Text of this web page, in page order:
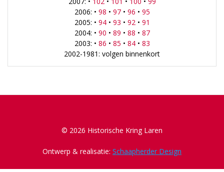
2006: • 98 • 97• 96 • 95
2005: • 94• 93 • 92 • 91
2004: • 90 • 89 • 88 • 87
2003: • 86 • 85 • 84• 83
2002-1981: volgen binnenkort
© 2026 Historische Kring Laren
Ontwerp & realisatie: Schaapherder Design